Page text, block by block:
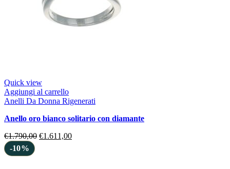
Quick view
Aggiungi al carrello
Anelli Da Donna Rigenerati
anello oro bianco solitario con diamante
€1.790,00 €1.611,00
-10%